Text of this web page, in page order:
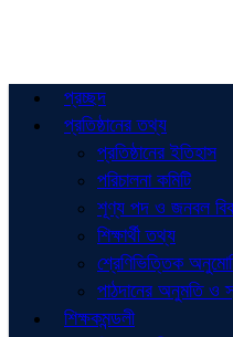
প্রচ্ছদ
প্রতিষ্ঠানের তথ্য
প্রতিষ্ঠানের ইতিহাস
পরিচালনা কমিটি
শূণ্য পদ ও জনবল
শিক্ষার্থী তথ্য
শ্রেণিভিত্তিক
পাঠদানের অনুমতি ও
শিক্ষকমন্ডলী